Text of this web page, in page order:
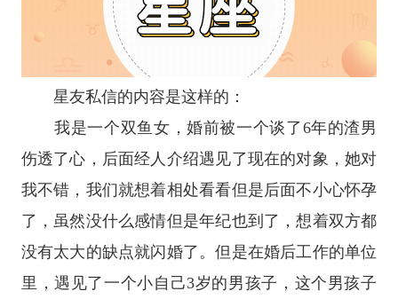
星友私信的内容是这样的：
我是一个双鱼女，婚前被一个谈了6年的渣男
伤透了心，后面经人介绍遇见了现在的对象，她对
我不错，我们就想着相处看看但是后面不小心怀孕
了，虽然没什么感情但是年纪也到了，想着双方都
没有太大的缺点就闪婚了。但是在婚后工作的单位
里，遇见了一个小自己3岁的男孩子，这个男孩子